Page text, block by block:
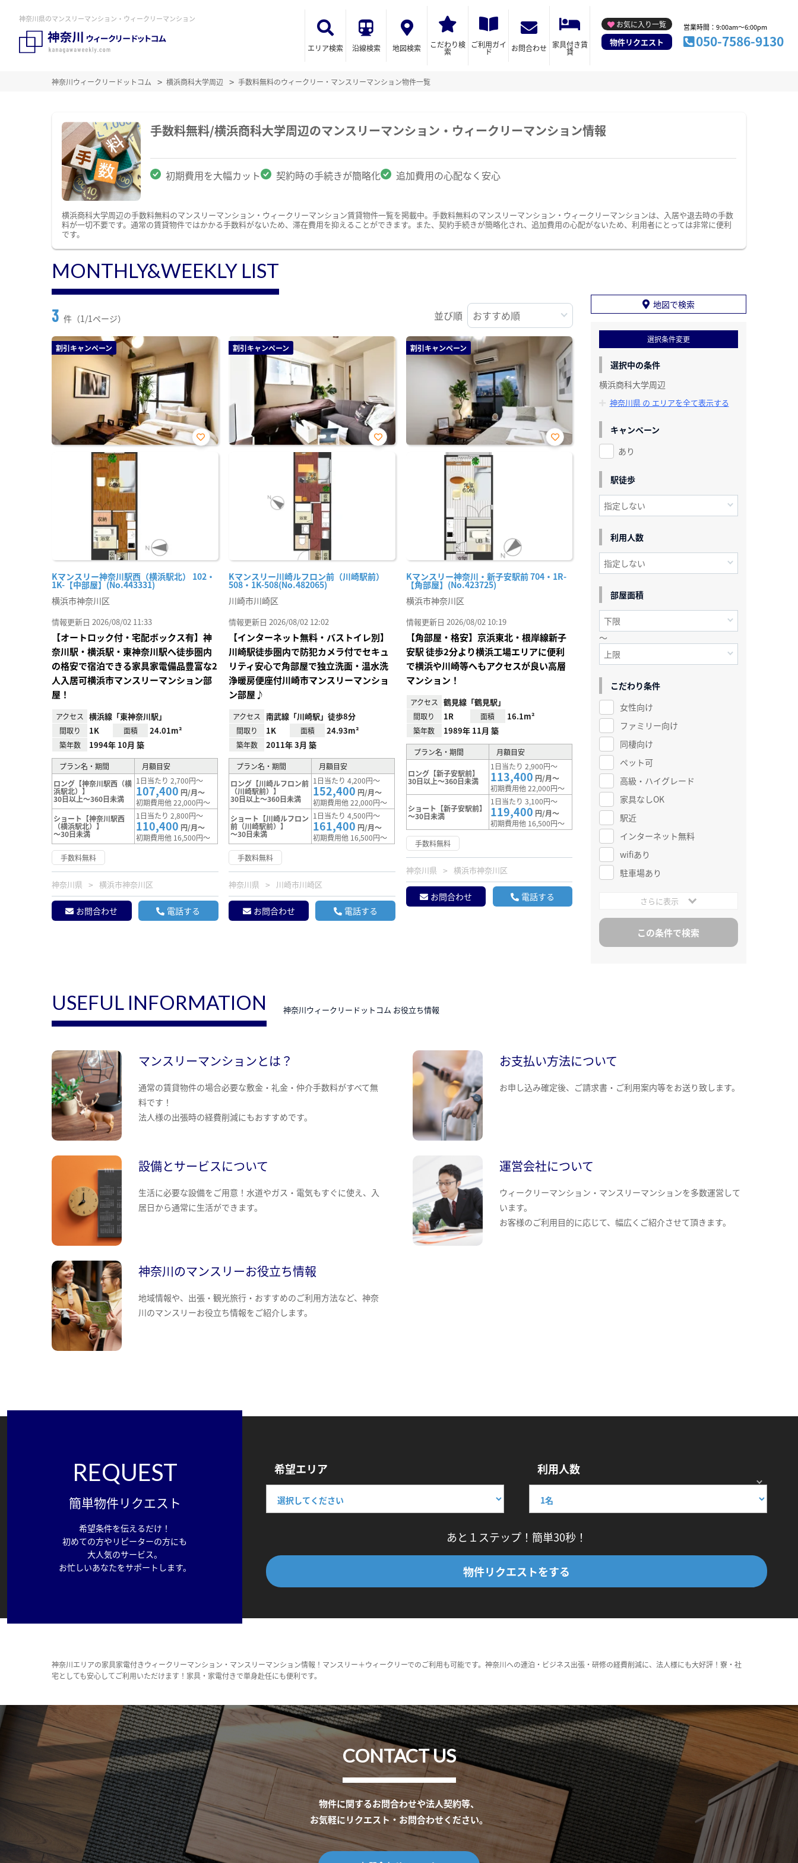
神奈川県のマンスリーマンション・ウィークリーマンション
エリア検索 沿線検索 地図検索 こだわり検
索
ご利用ガイ
ド お問合わせ 家具付き賃
貸
お気に入り一覧
物件リクエスト
営業時間：9:00am～6:00pm
050-7586-9130
神奈川ウィークリードットコム 横浜商科大学周辺 手数料無料のウィークリー・マンスリーマンション物件一覧
手数料無料/横浜商科大学周辺のマンスリーマンション・ウィークリーマンション情報
初期費用を大幅カット 契約時の手続きが簡略化 追加費用の心配なく安心
横浜商科大学周辺の手数料無料のマンスリーマンション・ウィークリーマンション賃貸物件一覧を掲載中。手数料無料のマンスリーマンション・ウィークリーマンションは、入居や退去時の手数
料が一切不要です。通常の賃貸物件ではかかる手数料がないため、滞在費用を抑えることができます。また、契約手続きが簡略化され、追加費用の心配がないため、利用者にとっては非常に便利
です。
MONTHLY&WEEKLY LIST
3 件（1/1ページ） 並び順
割引キャンペーン
Kマンスリー神奈川駅西（横浜駅北） 102・
1K-【中部屋】(No.443331)
お気
横浜市神奈川区
情報更新日 2026/08/02 11:33
【オートロック付・宅配ボックス有】神
奈川駅・横浜駅・東神奈川駅へ徒歩圏内
の格安で宿泊できる家具家電備品豊富な2
人入居可横浜市マンスリーマンション部
屋！
アクセス 横浜線「東神奈川駅」
間取り 1K 面積 24.01m²
築年数 1994年 10月 築
プラン名・期間
月額目安
ロング【神奈川駅西（横
浜駅北）】
30日以上～360日未満
1日当たり 2,700円～
107,400 円/月～
初期費用他 22,000円～
ショート【神奈川駅西
（横浜駅北）】
～30日未満
1日当たり 2,800円～
110,400 円/月～
初期費用他 16,500円～
手数料無料
神奈川県 横浜市神奈川区
お問合わせ 電話する
割引キャンペーン
Kマンスリー川崎ルフロン前（川崎駅前）
508・1K-508(No.482065)
お気
川崎市川崎区
情報更新日 2026/08/02 12:02
【インターネット無料・バストイレ別】
川崎駅徒歩圏内で防犯カメラ付でセキュ
リティ安心で角部屋で独立洗面・温水洗
浄暖房便座付川崎市マンスリーマンショ
ン部屋♪
アクセス 南武線「川崎駅」徒歩8分
間取り 1K 面積 24.93m²
築年数 2011年 3月 築
プラン名・期間
月額目安
ロング【川崎ルフロン前
（川崎駅前）】
30日以上～360日未満
1日当たり 4,200円～
152,400 円/月～
初期費用他 22,000円～
ショート【川崎ルフロン
前（川崎駅前）】
～30日未満
1日当たり 4,500円～
161,400 円/月～
初期費用他 16,500円～
手数料無料
神奈川県 川崎市川崎区
お問合わせ 電話する
割引キャンペーン
Kマンスリー神奈川・新子安駅前 704・1R-
【角部屋】(No.423725)
お気
横浜市神奈川区
情報更新日 2026/08/02 10:19
【角部屋・格安】京浜東北・根岸線新子
安駅 徒歩2分より横浜工場エリアに便利
で横浜や川崎等へもアクセスが良い高層
マンション！
アクセス 鶴見線「鶴見駅」
間取り 1R 面積 16.1m²
築年数 1989年 11月 築
プラン名・期間 月額目安
ロング【新子安駅前】
30日以上～360日未満
1日当たり 2,900円～
113,400 円/月～
初期費用他 22,000円～
ショート【新子安駅前】
～30日未満
1日当たり 3,100円～
119,400 円/月～
初期費用他 16,500円～
手数料無料
神奈川県 横浜市神奈川区
お問合わせ 電話する
地図で検索
選択条件変更
選択中の条件
横浜商科大学周辺
神奈川県 の エリアを全て表示する
キャンペーン
あり
駅徒歩
利用人数
部屋面積
～
こだわり条件
女性向け
ファミリー向け
同棲向け
ペット可
高級・ハイグレード
家具なしOK
駅近
インターネット無料
wifiあり
駐車場あり
さらに表示
USEFUL INFORMATION 神奈川ウィークリードットコム お役立ち情報
マンスリーマンションとは？
通常の賃貸物件の場合必要な敷金・礼金・仲介手数料がすべて無
料です！
法人様の出張時の経費削減にもおすすめです。
お支払い方法について
お申し込み確定後、ご請求書・ご利用案内等をお送り致します。
設備とサービスについて
生活に必要な設備をご用意！水道やガス・電気もすぐに使え、入
居日から通常に生活ができます。
運営会社について
ウィークリーマンション・マンスリーマンションを多数運営して
います。
お客様のご利用目的に応じて、幅広くご紹介させて頂きます。
神奈川のマンスリーお役立ち情報
地域情報や、出張・観光旅行・おすすめのご利用方法など、神奈
川のマンスリーお役立ち情報をご紹介します。
REQUEST
簡単物件リクエスト
希望条件を伝えるだけ！
初めての方やリピーターの方にも
大人気のサービス。
お忙しいあなたをサポートします。
希望エリア 利用人数
あと１ステップ！簡単30秒！
物件リクエストをする
神奈川エリアの家具家電付きウィークリーマンション・マンスリーマンション情報！マンスリー＋ウィークリーでのご利用も可能です。神奈川への連泊・ビジネス出張・研修の経費削減に、法人様にも大好評！寮・社
宅としても安心してご利用いただけます！家具・家電付きで単身赴任にも便利です。
CONTACT US
物件に関するお問合わせや法人契約等、
お気軽にリクエスト・お問合わせください。